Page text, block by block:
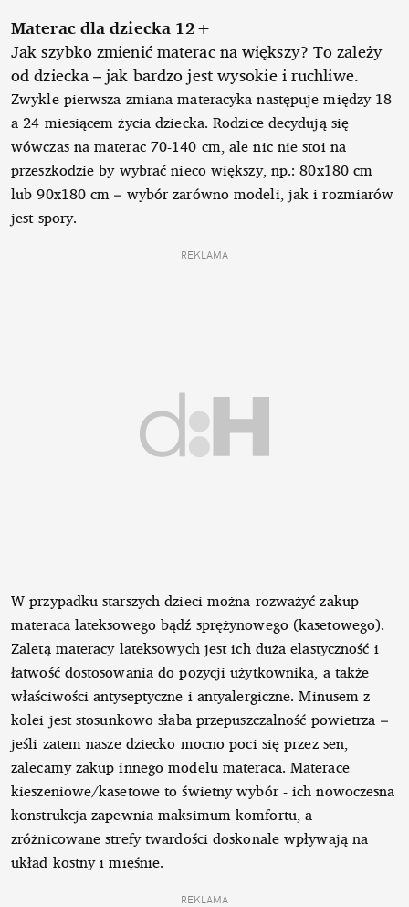
Materac dla dziecka 12+
Jak szybko zmienić materac na większy? To zależy
od dziecka – jak bardzo jest wysokie i ruchliwe.
Zwykle pierwsza zmiana materacyka następuje między 18
a 24 miesiącem życia dziecka. Rodzice decydują się
wówczas na materac 70-140 cm, ale nic nie stoi na
przeszkodzie by wybrać nieco większy, np.: 80x180 cm
lub 90x180 cm – wybór zarówno modeli, jak i rozmiarów
jest spory.
REKLAMA
W przypadku starszych dzieci można rozważyć zakup
materaca lateksowego bądź sprężynowego (kasetowego).
Zaletą materacy lateksowych jest ich duża elastyczność i
łatwość dostosowania do pozycji użytkownika, a także
właściwości antyseptyczne i antyalergiczne. Minusem z
kolei jest stosunkowo słaba przepuszczalność powietrza –
jeśli zatem nasze dziecko mocno poci się przez sen,
zalecamy zakup innego modelu materaca. Materace
kieszeniowe/kasetowe to świetny wybór - ich nowoczesna
konstrukcja zapewnia maksimum komfortu, a
zróżnicowane strefy twardości doskonale wpływają na
układ kostny i mięśnie.
REKLAMA